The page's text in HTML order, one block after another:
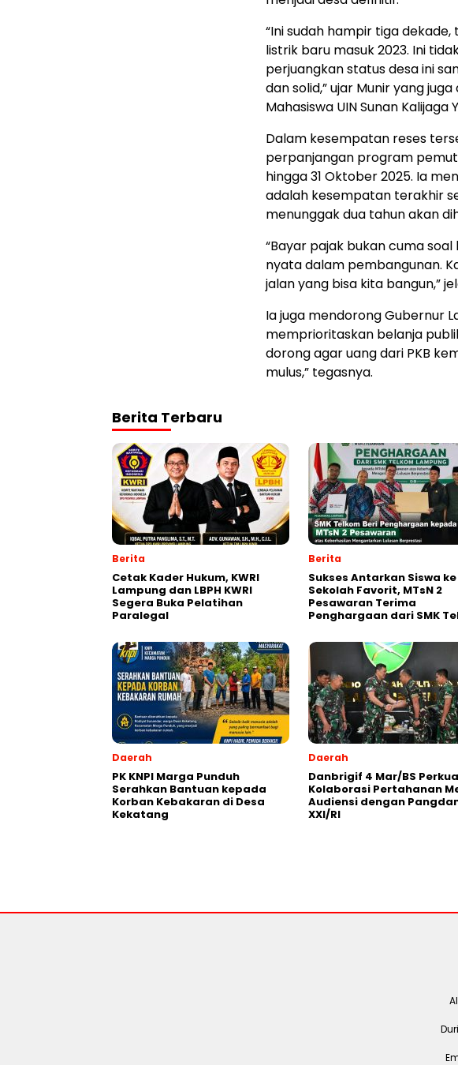
“Ini sudah hampir tiga
listrik baru masuk 2023. Ini
perjuangkan status desa ini
dan solid,” ujar Munir yang
Mahasiswa UIN Sunan Kalijaga
Dalam kesempatan reses
perpanjangan program
hingga 31 Oktober 2025. Ia
adalah kesempatan terakhir
menunggak dua tahun akan
“Bayar pajak bukan cuma
nyata dalam pembangunan.
jalan yang bisa kita bangun,”
Ia juga mendorong Gubernur
memprioritaskan belanja
dorong agar uang dari PKB
mulus,” tegasnya.
Berita Terbaru
Berita
Cetak Kader Hukum, KWRI
Lampung dan LBPH KWRI
Segera Buka Pelatihan
Paralegal
Berita
Sukses Antarkan Siswa ke
Sekolah Favorit, MTsN 2
Pesawaran Terima
Penghargaan dari SMK
Daerah
PK KNPI Marga Punduh
Serahkan Bantuan kepada
Korban Kebakaran di Desa
Kekatang
Daerah
Danbrigif 4 Mar/BS
Kolaborasi Pertahanan
Audiensi dengan
XXI/RI